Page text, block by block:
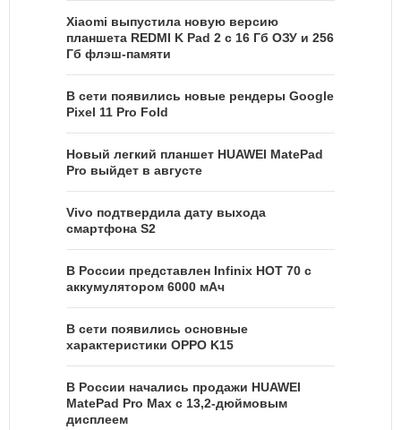
Xiaomi выпустила новую версию
планшета REDMI K Pad 2 с 16 Гб ОЗУ и 256
Гб флэш-памяти
В сети появились новые рендеры Google
Pixel 11 Pro Fold
Новый легкий планшет HUAWEI MatePad
Pro выйдет в августе
Vivo подтвердила дату выхода
смартфона S2
В России представлен Infinix HOT 70 с
аккумулятором 6000 мАч
В сети появились основные
характеристики OPPO K15
В России начались продажи HUAWEI
MatePad Pro Max с 13,2-дюймовым
дисплеем